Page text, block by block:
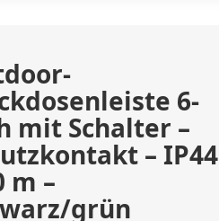
erstellen
vergessen?
6-
mit Schalter –
– IP44
m –
grün